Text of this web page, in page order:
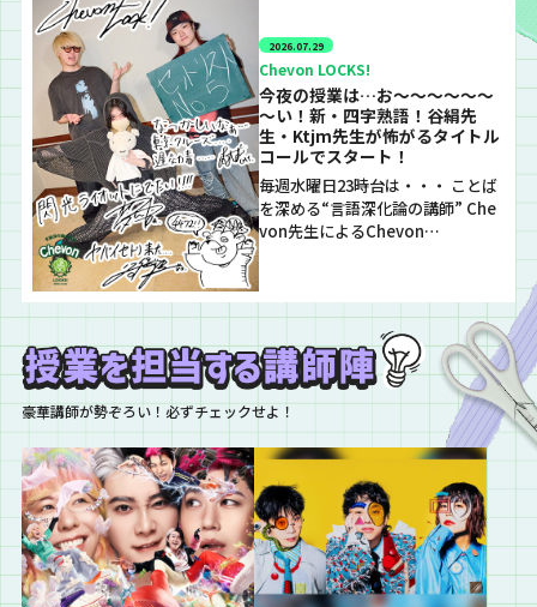
2026.07.29
Chevon LOCKS!
今夜の授業は…お～～～～～～
～い！新・四字熟語！谷絹先
生・Ktjm先生が怖がるタイトル
コールでスタート！
毎週水曜日23時台は・・・ ことば
を深める“言語深化論の講師” Che
von先生によるChevon…
豪華講師が勢ぞろい！必ずチェックせよ！